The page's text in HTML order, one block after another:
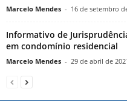
Marcelo Mendes - 16 de setembro
Informativo de
em condomínio residencial
Marcelo Mendes - 29 de abril de